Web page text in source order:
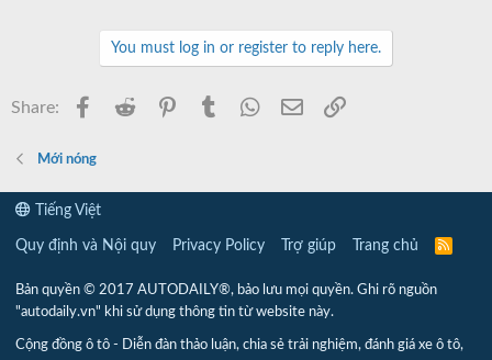
You must log in or register to reply here.
Share: Facebook
Reddit PinterestTumblr WhatsApp
Email
Mới nóng
Tiếng Việt
Quy định và Nội quy Privacy Policy Trợ giúp Trang chủ
R
Bản quyền © 2017 AUTODAILY®, bảo lưu mọi quyền. Ghi rõ nguồn
"autodaily.vn" khi sử dụng thông tin từ website này.
Cộng đồng ô tô - Diễn đàn thảo luận, chia sẻ trải nghiệm, đánh giá xe ô tô,